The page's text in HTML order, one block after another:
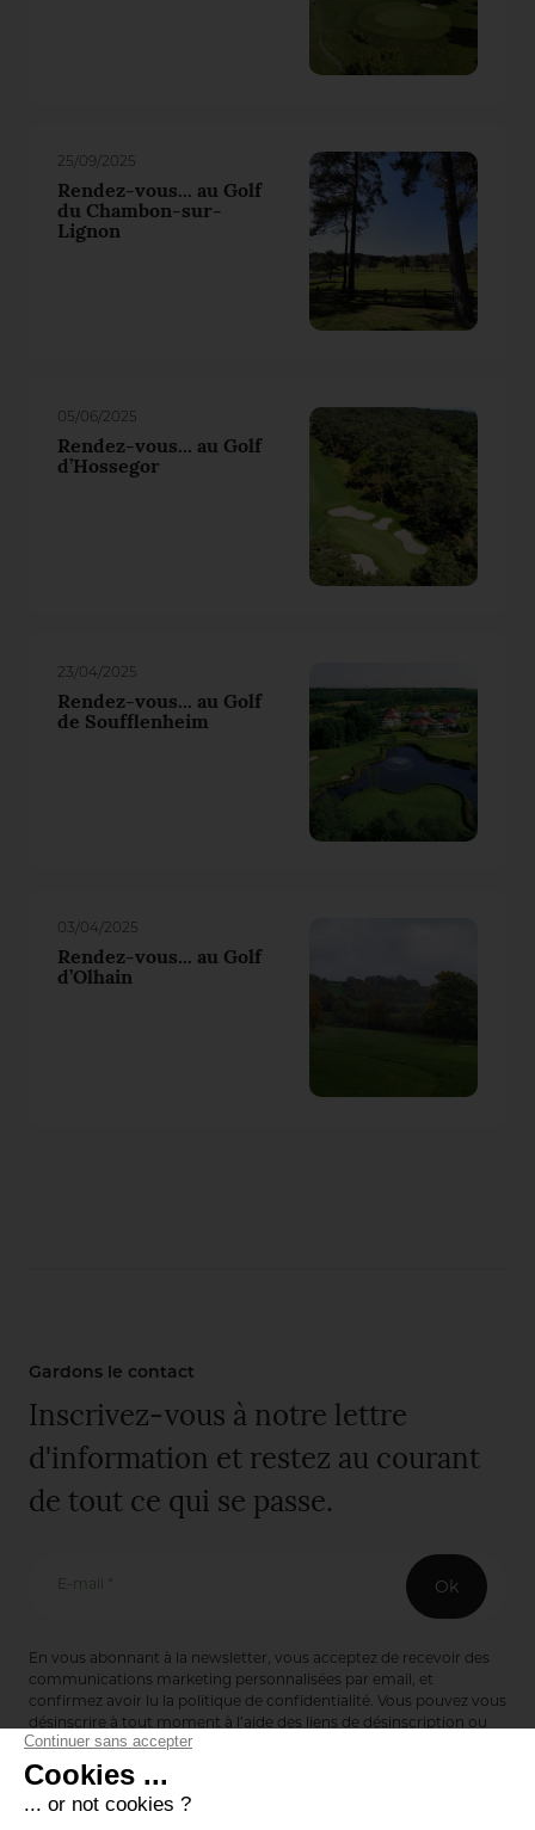
25/09/2025
Rendez-vous... au Golf
du Chambon-sur-
Lignon
05/06/2025
Rendez-vous... au Golf
d’Hossegor
23/04/2025
Rendez-vous... au Golf
de Soufflenheim
03/04/2025
Rendez-vous... au Golf
d’Olhain
Gardons le contact
Inscrivez-vous à notre lettre
d'information et restez au courant
de tout ce qui se passe.
E-mail * Ok
En vous abonnant à la newsletter, vous acceptez de recevoir des
communications marketing personnalisées par email, et
confirmez avoir lu la politique de confidentialité. Vous pouvez vous
désinscrire à tout moment à l’aide des liens de désinscription ou
en nous contactant via notre formulaire de contact :
Editions de Bionnay
493 Route du Château de Bionnay